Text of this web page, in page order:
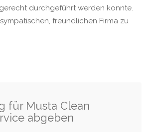
durchgeführt werden konnte.
freundlichen Firma zu
für Musta Clean
abgeben